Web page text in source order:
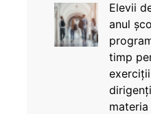
Elevii
anul
timp